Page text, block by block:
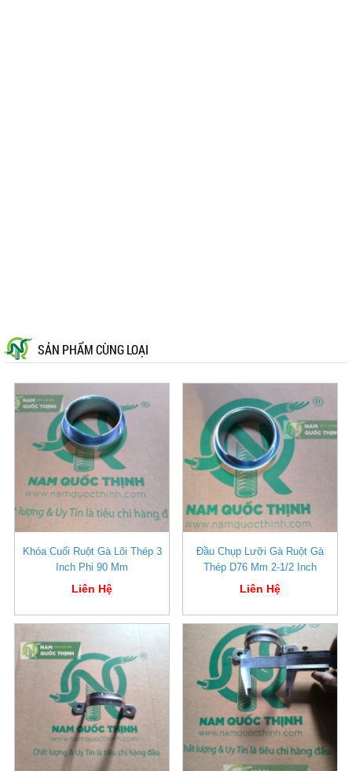
SẢN PHẨM CÙNG LOẠI
Khóa Cuối Ruột Gà Lõi Thép 3
Inch Phi 90 Mm
Liên Hệ
Đầu Chụp Lưỡi Gà Ruột Gà
Thép D76 Mm 2-1/2 Inch
Liên Hệ